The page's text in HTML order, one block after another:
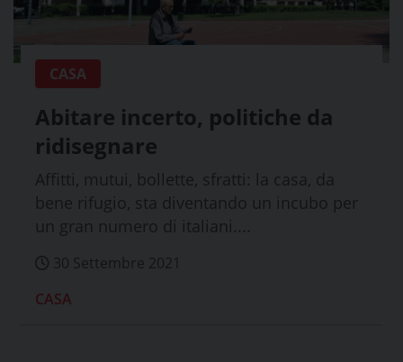
CASA
Abitare incerto, politiche da
ridisegnare
Affitti, mutui, bollette, sfratti: la casa, da
bene rifugio, sta diventando un incubo per
un gran numero di italiani....
30 Settembre 2021
CASA